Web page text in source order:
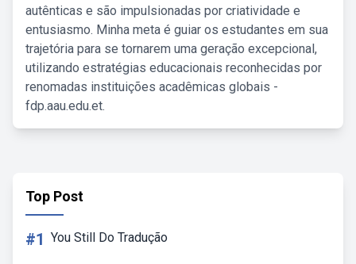
autênticas e são impulsionadas por criatividade e
entusiasmo. Minha meta é guiar os estudantes em sua
trajetória para se tornarem uma geração excepcional,
utilizando estratégias educacionais reconhecidas por
renomadas instituições acadêmicas globais -
fdp.aau.edu.et.
Top Post
#1 You Still Do Tradução